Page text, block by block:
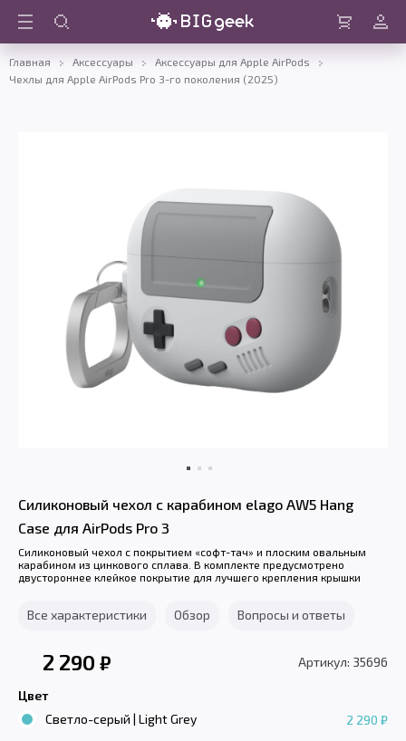
Войти
Главная Аксессуары
Аксессуары для Apple AirPods
Чехлы для Apple AirPods Pro 3-го поколения (2025)
Силиконовый чехол с карабином elago AW5 Hang
Case для AirPods Pro 3
Силиконовый чехол с покрытием «софт-тач» и плоским овальным
карабином из цинкового сплава. В комплекте предусмотрено
двустороннее клейкое покрытие для лучшего крепления крышки
Все характеристики Обзор Вопросы и ответы
2 290 ₽ Артикул: 35696
Цвет
Светло-серый | Light Grey
2 290 ₽